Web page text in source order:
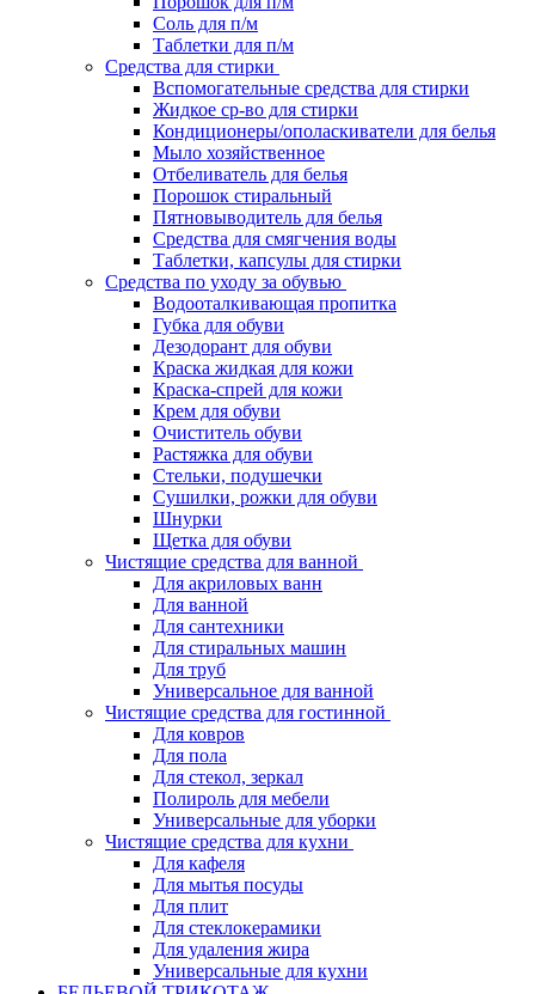
Соль для п/м
Таблетки для п/м
Средства для стирки
Вспомогательные средства для стирки
Жидкое ср-во для стирки
Кондиционеры/ополаскиватели для белья
Мыло хозяйственное
Отбеливатель для белья
Порошок стиральный
Пятновыводитель для белья
Средства для смягчения воды
Таблетки, капсулы для стирки
Средства по уходу за обувью
Водооталкивающая пропитка
Губка для обуви
Дезодорант для обуви
Краска жидкая для кожи
Краска-спрей для кожи
Крем для обуви
Очиститель обуви
Растяжка для обуви
Стельки, подушечки
Сушилки, рожки для обуви
Шнурки
Щетка для обуви
Чистящие средства для ванной
Для акриловых ванн
Для ванной
Для сантехники
Для стиральных машин
Для труб
Универсальное для ванной
Чистящие средства для гостинной
Для ковров
Для пола
Для стекол, зеркал
Полироль для мебели
Универсальные для уборки
Чистящие средства для кухни
Для кафеля
Для мытья посуды
Для плит
Для стеклокерамики
Для удаления жира
Универсальные для кухни